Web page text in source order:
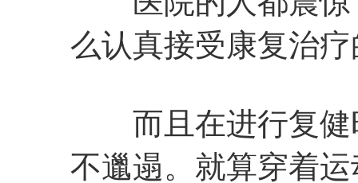
么认真接受康复治
而且在进行复健
不邋遢。就算穿着